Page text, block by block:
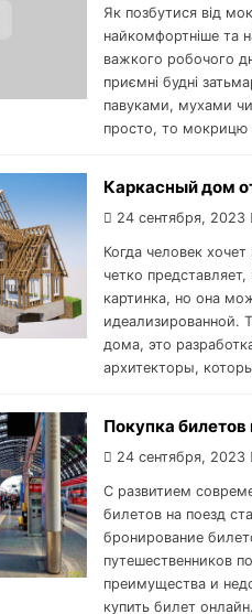
Як позбутися від
найкомфортніше та
важкого робочого
приємні будні
павуками, мухами
просто, то мокрицю
Каркасный дом
24 сентября, 2023
Когда человек
четко
картинка, но она
идеализированной.
дома, это
архитекторы,
Покупка билетов
24 сентября, 2023
С развитием
билетов на поезд
бронирование
путешественников
преимущества и
купить билет